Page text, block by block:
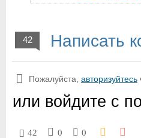
42 Написать
Пожалуйста, авторизуйтесь
или войдите с
42 0 0